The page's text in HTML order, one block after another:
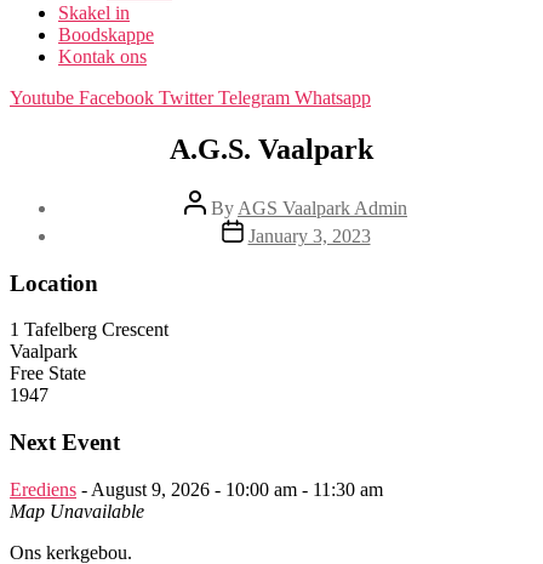
Skakel in
Boodskappe
Kontak ons
Youtube Facebook Twitter Telegram Whatsapp
A.G.S. Vaalpark
Post
author
By AGS Vaalpark Admin
Post
date
January 3, 2023
Location
1 Tafelberg Crescent
Vaalpark
Free State
1947
Next Event
Erediens - August 9, 2026 - 10:00 am - 11:30 am
Map Unavailable
Ons kerkgebou.